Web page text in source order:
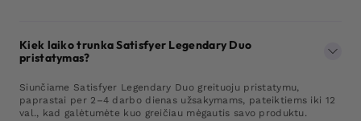
Kiek laiko trunka Satisfyer Legendary Duo
pristatymas?
Siunčiame Satisfyer Legendary Duo greituoju pristatymu,
paprastai per 2–4 darbo dienas užsakymams, pateiktiems iki 12
val., kad galėtumėte kuo greičiau mėgautis savo produktu.